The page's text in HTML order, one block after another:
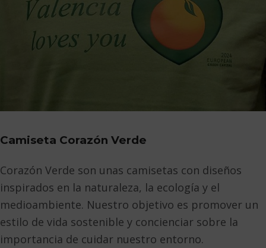
Camiseta Corazón Verde
Corazón Verde son unas camisetas con diseños
inspirados en la naturaleza, la ecología y el
medioambiente. Nuestro objetivo es promover un
estilo de vida sostenible y concienciar sobre la
importancia de cuidar nuestro entorno.